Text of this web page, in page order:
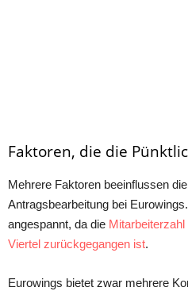
Faktoren, die die
Mehrere Faktoren beeinflussen
Antragsbearbeitung bei
angespannt, da die
Viertel zurückgegangen ist.
Eurowings bietet zwar mehrere